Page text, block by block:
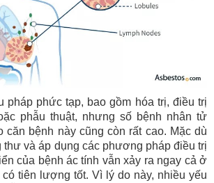
pháp phức tạp, bao gồm hóa trị, điều trị
phẫu thuật, nhưng số bệnh nhân tử
căn bệnh này cũng còn rất cao. Mặc dù
thư và áp dụng các phương pháp điều trị
của bệnh ác tính vẫn xảy ra ngay cả ở
có tiên lượng tốt. Vì lý do này, nhiều yếu